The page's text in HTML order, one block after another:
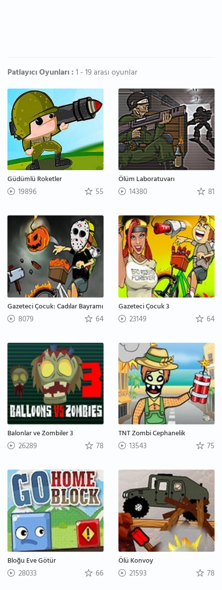
Patlayıcı Oyunları :1 - 19 arası oyunlar
Güdümlü Roketler
19896 55
Ölüm Laboratuvarı
14380 81
Gazeteci Çocuk: Cadılar Bayramı
8079 64
Gazeteci Çocuk 3
23149 64
Balonlar ve Zombiler 3
26289 78
TNT Zombi Cephanelik
13543 75
Bloğu Eve Götür
28033 66
Ölü Konvoy
21593 78